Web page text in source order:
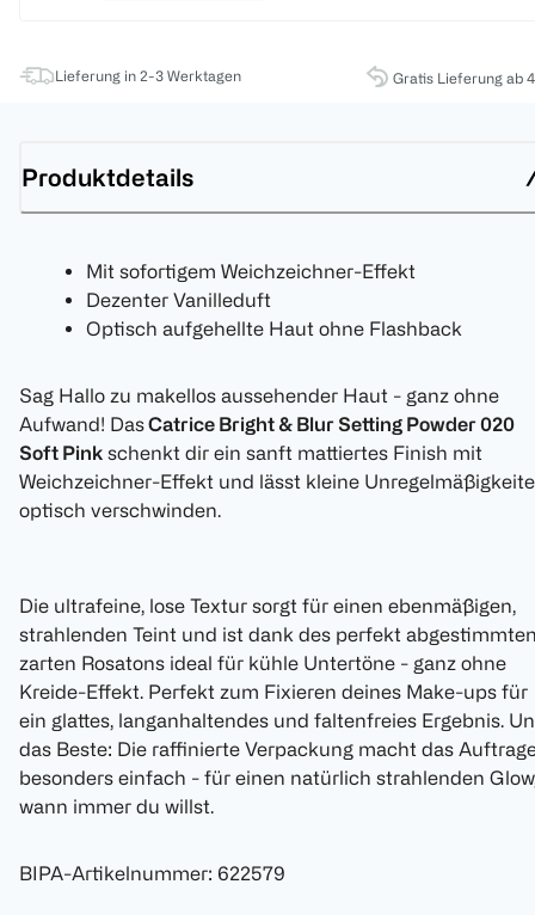
Lieferung in 2-3 Werktagen Gratis Lieferung ab
Produktdetails
Mit sofortigem Weichzeichner-Effekt
Dezenter Vanilleduft
Optisch aufgehellte Haut ohne Flashback
Sag Hallo zu makellos aussehender Haut - ganz ohne
Aufwand! DasCatrice Bright & Blur Setting Powder 020
Soft Pink schenkt dir ein sanft mattiertes Finish mit
Weichzeichner-Effekt und lässt kleine
optisch verschwinden.
Die ultrafeine, lose Textur sorgt für einen ebenmäßigen,
strahlenden Teint und ist dank des perfekt
zarten Rosatons ideal für kühle Untertöne - ganz ohne
Kreide-Effekt. Perfekt zum Fixieren deines Make-ups für
ein glattes, langanhaltendes und faltenfreies Ergebnis.
das Beste: Die raffinierte Verpackung macht das
besonders einfach - für einen natürlich strahlenden
wann immer du willst.
BIPA-Artikelnummer: 622579